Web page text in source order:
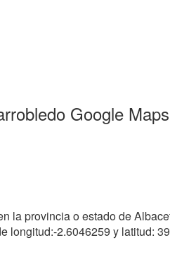
Google Maps
la provincia o estado de
longitud:-2.6046259 y latitud: